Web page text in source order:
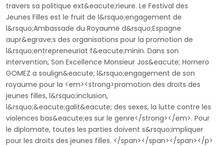
travers sa politique ext&eacute;rieure. Le Festival des
Jeunes Filles est le fruit de l&rsquo;engagement de
l&rsquo;Ambassade du Royaume d&rsquo;Espagne
aupr&egrave;s des organisations pour la promotion de
l&rsquo;entrepreneuriat f&eacute;minin. Dans son
intervention, Son Excellence Monsieur Jos&eacute; Hornero
GOMEZ a soulign&eacute; l&rsquo;engagement de son
royaume pour la <em><strong>promotion des droits des
jeunes filles, l&rsquo;inclusion,
l&rsquo;&eacute;galit&eacute; des sexes, la lutte contre les
violences bas&eacute;es sur le genre</strong></em>. Pour
le diplomate, toutes les parties doivent s&rsquo;impliquer
pour les droits des jeunes filles. </span></span></span></p>